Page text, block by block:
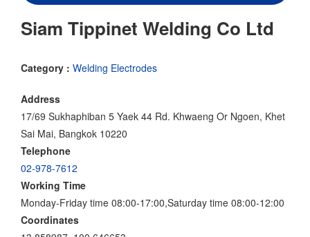
Siam Tippinet Welding Co Ltd
Category : Welding Electrodes
Address
17/69 Sukhaphiban 5 Yaek 44 Rd. Khwaeng Or Ngoen, Khet
Sai Mai, Bangkok 10220
Telephone
02-978-7612
Working Time
Monday-Friday time 08:00-17:00,Saturday time 08:00-12:00
Coordinates